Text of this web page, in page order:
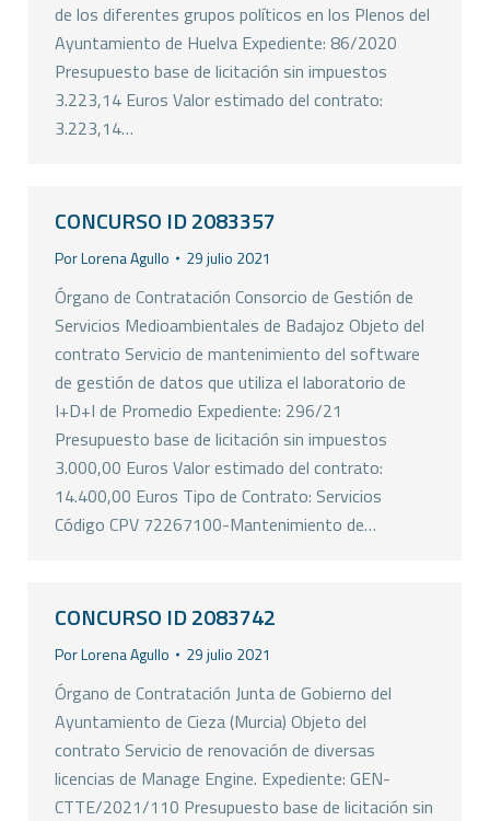
de los diferentes grupos políticos en los Plenos del
Ayuntamiento de Huelva Expediente: 86/2020
Presupuesto base de licitación sin impuestos
3.223,14 Euros Valor estimado del contrato:
3.223,14…
CONCURSO ID 2083357
PorLorena Agullo 29 julio 2021
Órgano de Contratación Consorcio de Gestión de
Servicios Medioambientales de Badajoz Objeto del
contrato Servicio de mantenimiento del software
de gestión de datos que utiliza el laboratorio de
I+D+I de Promedio Expediente: 296/21
Presupuesto base de licitación sin impuestos
3.000,00 Euros Valor estimado del contrato:
14.400,00 Euros Tipo de Contrato: Servicios
Código CPV 72267100-Mantenimiento de…
CONCURSO ID 2083742
PorLorena Agullo 29 julio 2021
Órgano de Contratación Junta de Gobierno del
Ayuntamiento de Cieza (Murcia) Objeto del
contrato Servicio de renovación de diversas
licencias de Manage Engine. Expediente: GEN-
CTTE/2021/110 Presupuesto base de licitación sin